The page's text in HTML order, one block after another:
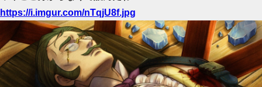
https://i.imgur.com/nTqjU8f.jpg